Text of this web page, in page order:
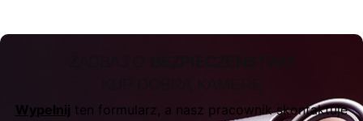
Wypełnij ten formularz, a nasz pracownik skontaktuje